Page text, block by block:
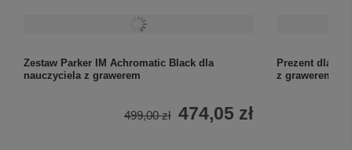
Zestaw Parker IM Achromatic Black dla
nauczyciela z grawerem
499,00 zł 474,05 zł
Prezent dla
z grawerem i